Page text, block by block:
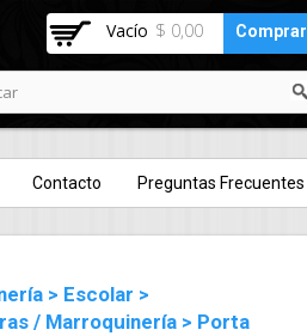
Vacío $ 0,00 Comprar
Contacto Preguntas Frecuentes
> Escolar >
/ Marroquinería > Porta